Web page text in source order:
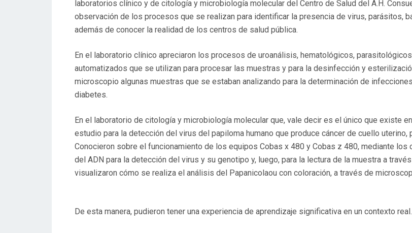
laboratorios clínico y de citología y microbiología molecular del Centro de Salud del A.H.
observación de los procesos que se realizan para identificar la presencia de virus, parásitos,
además de conocer la realidad de los centros de salud pública.
En el laboratorio clínico apreciaron los procesos de uroanálisis, hematológicos,
automatizados que se utilizan para procesar las muestras y para la desinfección y
microscopio algunas muestras que se estaban analizando para la determinación de
diabetes.
En el laboratorio de citología y microbiología molecular que, vale decir es el único que existe
estudio para la detección del virus del papiloma humano que produce cáncer de cuello
Conocieron sobre el funcionamiento de los equipos Cobas x 480 y Cobas z 480, mediante
del ADN para la detección del virus y su genotipo y, luego, para la lectura de la muestra a
visualizaron cómo se realiza el análisis del Papanicolaou con coloración, a través de
De esta manera, pudieron tener una experiencia de aprendizaje significativa en un contexto real.